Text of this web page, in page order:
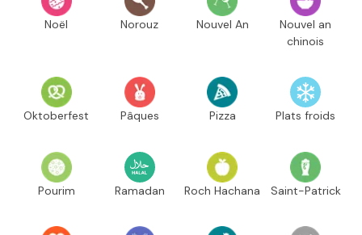
Noël Norouz Nouvel An
Nouvel an
chinois
Oktoberfest Pâques Pizza Plats froids
Pourim Ramadan Roch Hachana Saint-Patrick